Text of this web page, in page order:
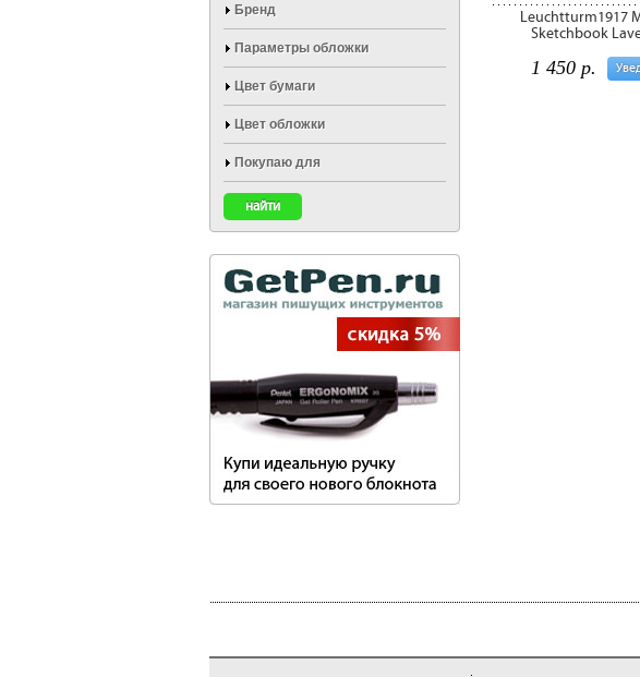
Leuchtturm1917
Sketchbook
1 450 р.
Бренд
Параметры обложки
Цвет бумаги
Цвет обложки
Покупаю для